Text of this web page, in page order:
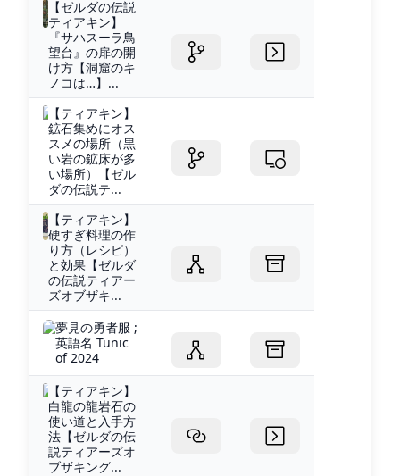
【ゼルダの伝説
ティアキン】
『サハスーラ鳥
望台』の扉の開
け方【洞窟のキ
ノコは…】...
【ティアキン】
鉱石集めにオス
スメの場所（黒
い岩の鉱床が多
い場所）【ゼル
ダの伝説テ...
【ティアキン】
硬すぎ料理の作
り方（レシピ）
と効果【ゼルダ
の伝説ティアー
ズオブザキ...
夢見の勇者服 ;
英語名 Tunic
of 2024
【ティアキン】
白龍の龍岩石の
使い道と入手方
法【ゼルダの伝
説ティアーズオ
ブザキング...